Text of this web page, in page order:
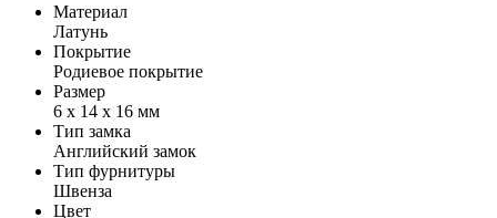
Материал
Латунь
Покрытие
Родиевое покрытие
Размер
6 х 14 х 16 мм
Тип замка
Английский замок
Тип фурнитуры
Швенза
Цвет